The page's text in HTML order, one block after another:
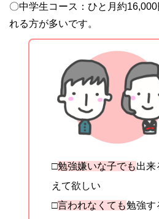
〇中学生コース：ひと月約
れる方が多いです。
□勉強嫌いな子でも出来
えて欲しい
□言われなくても勉強す